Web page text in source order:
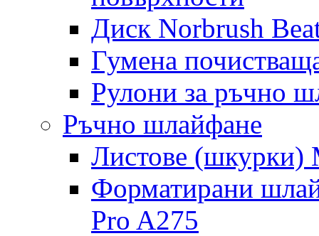
Диск Norbrush
Гумена
Рулони за ръчно
Ръчно шлайфане
Листове
Форматирани
Pro A275